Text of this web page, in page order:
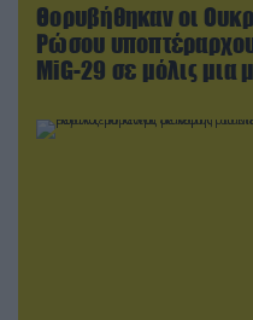
Θορυβήθηκαν οι
Ρώσου
MiG-29 σε μόλις μια